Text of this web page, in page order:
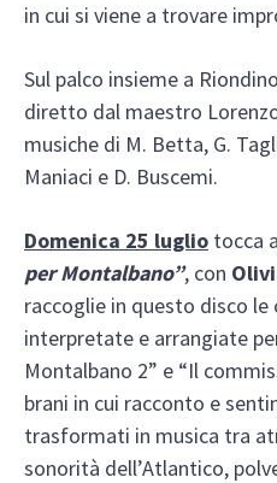
in cui si viene a trovare
Sul palco insieme a
diretto dal maestro
musiche di M. Betta, G.
Maniaci e D. Buscemi.
Domenica 25 luglio tocca a
per Montalbano”, con
raccoglie in questo disco
interpretate e arrangiate
Montalbano 2” e “Il
brani in cui racconto e
trasformati in musica tra
sonorità dell’Atlantico,